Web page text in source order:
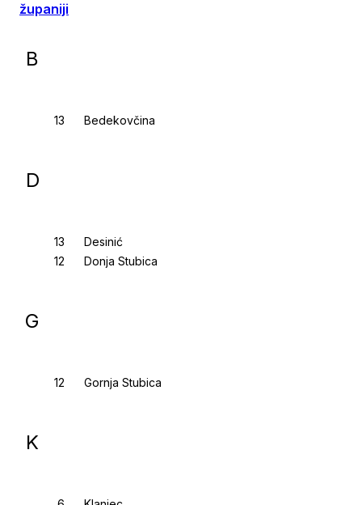
županiji
B
Bedekovčina
D
Desinić
Donja Stubica
G
Gornja Stubica
K